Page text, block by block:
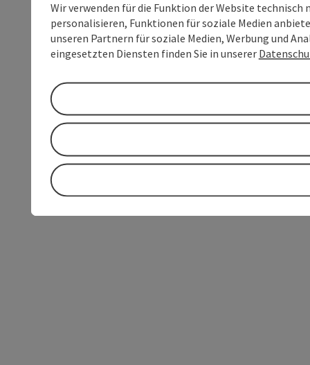
Wir verwenden für die Funktion der Website
personalisieren, Funktionen für soziale Medien
unseren Partnern für soziale Medien, Werbung und
eingesetzten Diensten finden Sie in unserer